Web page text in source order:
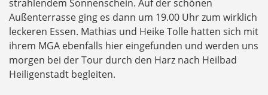
strahlendem Sonnenschein. Auf der schönen
Außenterrasse ging es dann um 19.00 Uhr zum wirklich
leckeren Essen. Mathias und Heike Tolle hatten sich mit
ihrem MGA ebenfalls hier eingefunden und werden uns
morgen bei der Tour durch den Harz nach Heilbad
Heiligenstadt begleiten.